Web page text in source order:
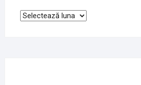
Arhive